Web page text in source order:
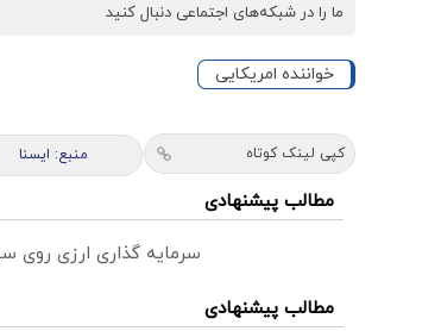
ما را در شبکه‌های اجتماعی دنبال کنید
خواننده امریکایی
کپی لینک کوتاه منبع: ايسنا
مطالب پیشنهادی
سرمایه گذاری ارزی روی
مطالب پیشنهادی